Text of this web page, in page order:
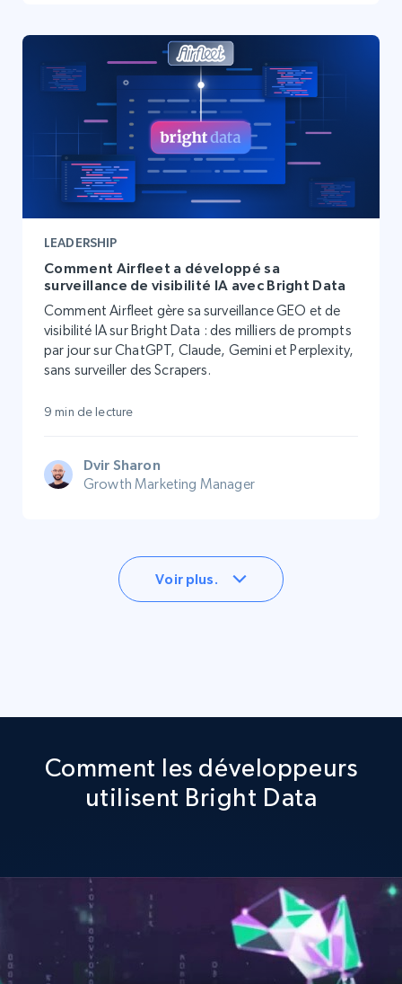
LEADERSHIP
Comment Airfleet a développé sa
surveillance de visibilité IA avec Bright Data
Comment Airfleet gère sa surveillance GEO et de
visibilité IA sur Bright Data : des milliers de prompts
par jour sur ChatGPT, Claude, Gemini et Perplexity,
sans surveiller des Scrapers.
9 min de lecture
Dvir Sharon
Growth Marketing Manager
Voir plus.
Comment les développeurs
utilisent Bright Data